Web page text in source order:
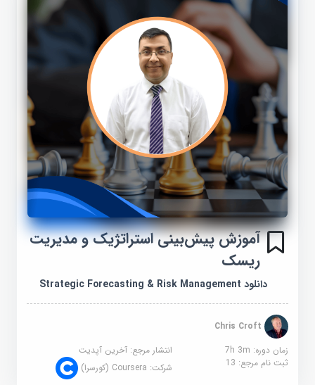
آموزش پیش‌بینی استراتژیک و مدیریت
ریسک
دانلود Strategic Forecasting & Risk Management
Chris Croft
زمان دوره: 7h 3m
انتشار مرجع:آخرین آپدیت
ثبت نام مرجع:13 شرکت:Coursera (کورسرا)